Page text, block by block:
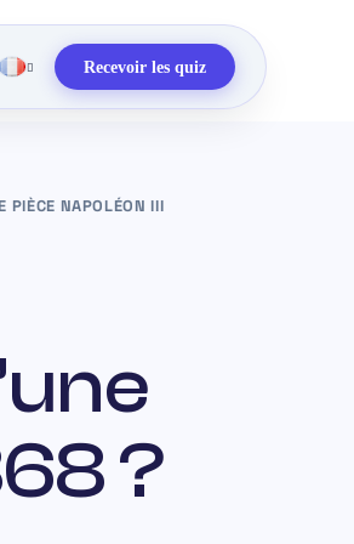
Recevoir les quiz
PIÈCE NAPOLÉON III
?